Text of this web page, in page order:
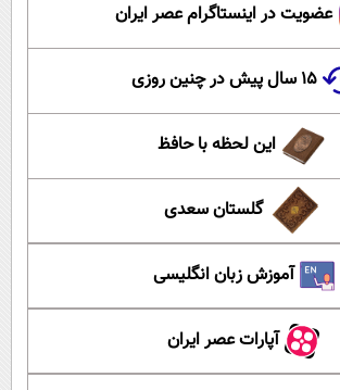
عضویت در اینستاگرام عصر ایران
۱۵ سال پیش در چنین روزی
این لحظه با حافظ
گلستان سعدی
آموزش زبان انگلیسی
آپارات عصر ایران